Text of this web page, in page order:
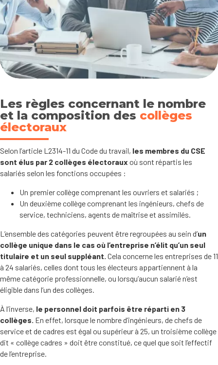
Les règles concernant le nombre
et la composition des collèges
électoraux
Selon l’article L2314-11 du Code du travail, les membres du CSE
sont élus par 2 collèges électoraux où sont répartis les
salariés selon les fonctions occupées :
Un premier collège comprenant les ouvriers et salariés ;
Un deuxième collège comprenant les ingénieurs, chefs de
service, techniciens, agents de maîtrise et assimilés.
L’ensemble des catégories peuvent être regroupées au sein d’un
collège unique dans le cas où l’entreprise n’élit qu’un seul
titulaire et un seul suppléant. Cela concerne les entreprises de 11
à 24 salariés, celles dont tous les électeurs appartiennent à la
même catégorie professionnelle, ou lorsqu’aucun salarié n’est
éligible dans l’un des collèges.
À l’inverse, le personnel doit parfois être réparti en 3
collèges. En effet, lorsque le nombre d’ingénieurs, de chefs de
service et de cadres est égal ou supérieur à 25, un troisième collège
dit « collège cadres » doit être constitué, ce quel que soit l’effectif
de l’entreprise.